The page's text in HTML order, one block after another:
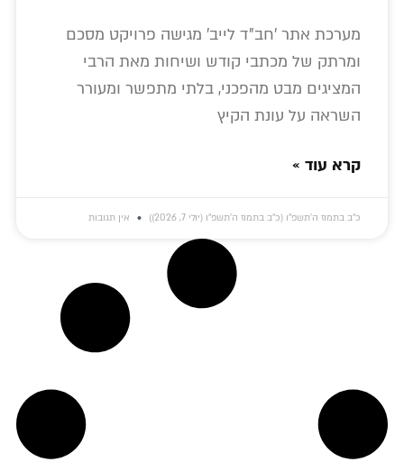
מערכת אתר 'חב"ד לייב' מגישה פרויקט מסכם
ומרתק של מכתבי קודש ושיחות מאת הרבי
המציגים מבט מהפכני, בלתי מתפשר ומעורר
השראה על עונת הקיץ
קרא עוד »
כ״ב בתמוז ה׳תשפ״ו (כ״ב בתמוז ה׳תשפ״ו (יולי 7, 2026)) אין תגובות